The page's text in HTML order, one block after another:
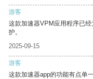
游客
这款加速器VPM应用程序已
护。
2025-09-15
游客
这款加速器app的功能有点单